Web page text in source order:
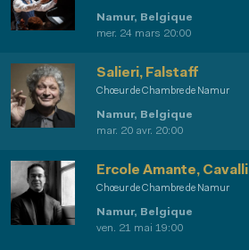
Namur, Belgique
mer. 24 mars 20:00
Chœur de Chambre de Namur
Salieri, Falstaff
Namur, Belgique
mar. 20 avr. 20:00
Chœur de Chambre de Namur
Ercole Amante, Cavalli
Namur, Belgique
ven. 21 mai 19:00